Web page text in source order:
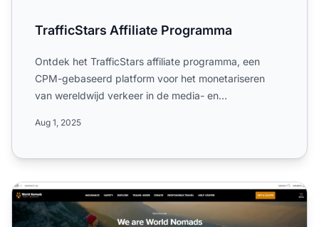
TrafficStars Affiliate Programma
Ontdek het TrafficStars affiliate programma, een
CPM-gebaseerd platform voor het monetariseren
van wereldwijd verkeer in de media- en
Aug 1, 2025
World Nomads Affiliate Programma